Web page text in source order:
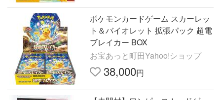
ポケモンカードゲーム スカーレッ
ト＆バイオレット 拡張パック 超電
ブレイカー BOX
お宝あっと町田Yahoo!ショップ
38,000円